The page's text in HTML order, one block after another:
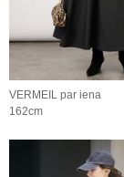
VERMEIL par iena
162cm